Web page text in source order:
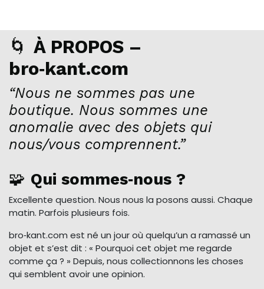
🌀 À PROPOS –
bro‑kant.com
“Nous ne sommes pas une
boutique. Nous sommes une
anomalie avec des objets qui
nous/vous comprennent.”
🧩 Qui sommes‑nous ?
Excellente question. Nous nous la posons aussi. Chaque
matin. Parfois plusieurs fois.
bro‑kant.com est né un jour où quelqu’un a ramassé un
objet et s’est dit : « Pourquoi cet objet me regarde
comme ça ? » Depuis, nous collectionnons les choses
qui semblent avoir une opinion.